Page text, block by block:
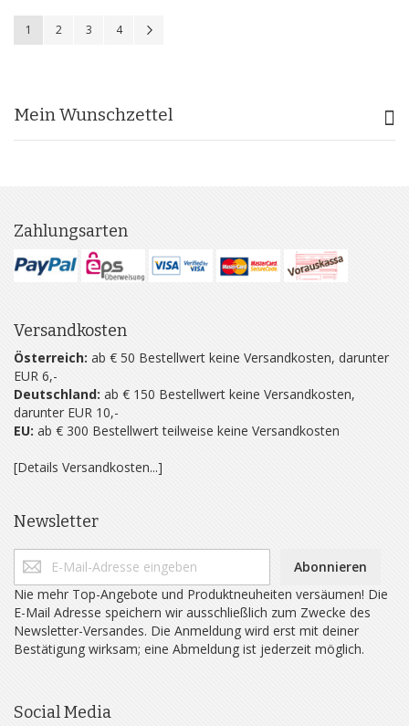
Sie lesen gerade Seite
1 Seite
2 Seite
3 Seite
4
Mein Wunschzettel
Zahlungsarten
Versandkosten
Österreich: ab € 50 Bestellwert keine Versandkosten, darunter
EUR 6,-
Deutschland: ab € 150 Bestellwert keine Versandkosten,
darunter EUR 10,-
EU: ab € 300 Bestellwert teilweise keine Versandkosten
[Details Versandkosten...]
Newsletter
Abonnieren
Nie mehr Top-Angebote und Produktneuheiten versäumen! Die
E-Mail Adresse speichern wir ausschließlich zum Zwecke des
Newsletter-Versandes. Die Anmeldung wird erst mit deiner
Bestätigung wirksam; eine Abmeldung ist jederzeit möglich.
Social Media